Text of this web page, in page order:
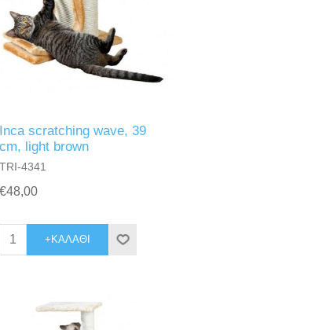
Inca scratching wave, 39
cm, light brown
TRI-4341
€48,00
+ΚΑΛΆΘΙ